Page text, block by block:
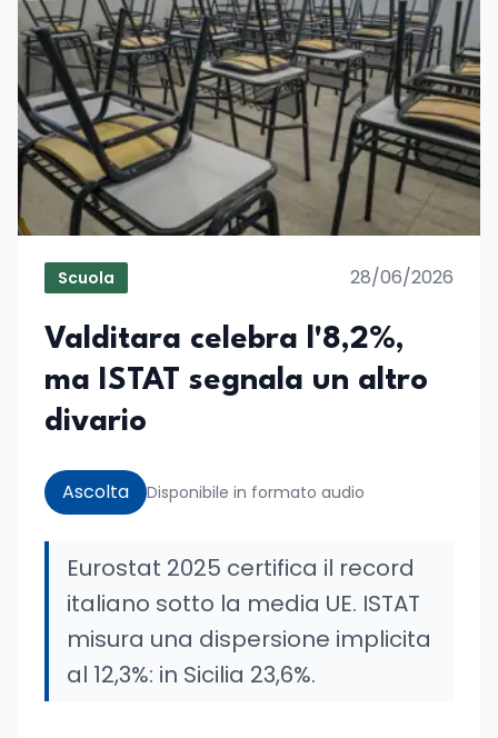
Scuola 28/06/2026
Valditara celebra l'8,2%,
ma ISTAT segnala un altro
divario
Ascolta Disponibile in formato audio
Eurostat 2025 certifica il record
italiano sotto la media UE. ISTAT
misura una dispersione implicita
al 12,3%: in Sicilia 23,6%.